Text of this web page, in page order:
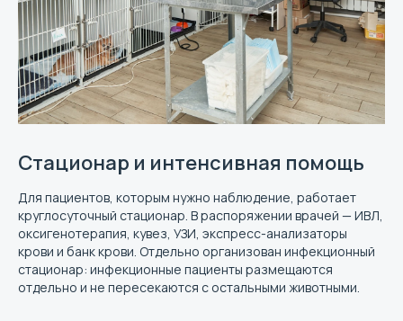
Стационар и интенсивная помощь
Для пациентов, которым нужно наблюдение, работает
круглосуточный стационар. В распоряжении врачей — ИВЛ,
оксигенотерапия, кувез, УЗИ, экспресс-анализаторы
крови и банк крови. Отдельно организован инфекционный
стационар: инфекционные пациенты размещаются
отдельно и не пересекаются с остальными животными.